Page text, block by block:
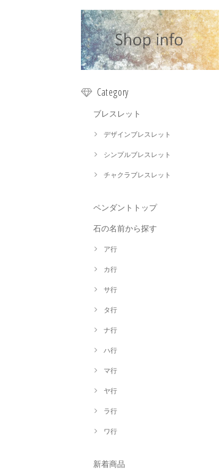
Category
ブレスレット
デザインブレスレット
シンプルブレスレット
チャクラブレスレット
ペンダントトップ
石の名前から探す
ア行
カ行
サ行
タ行
ナ行
ハ行
マ行
ヤ行
ラ行
ワ行
新着商品